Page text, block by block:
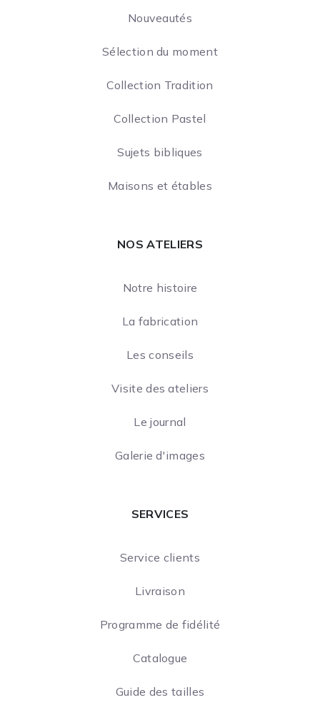
Nouveautés
Sélection du moment
Collection Tradition
Collection Pastel
Sujets bibliques
Maisons et étables
NOS ATELIERS
Notre histoire
La fabrication
Les conseils
Visite des ateliers
Le journal
Galerie d'images
SERVICES
Service clients
Livraison
Programme de fidélité
Catalogue
Guide des tailles